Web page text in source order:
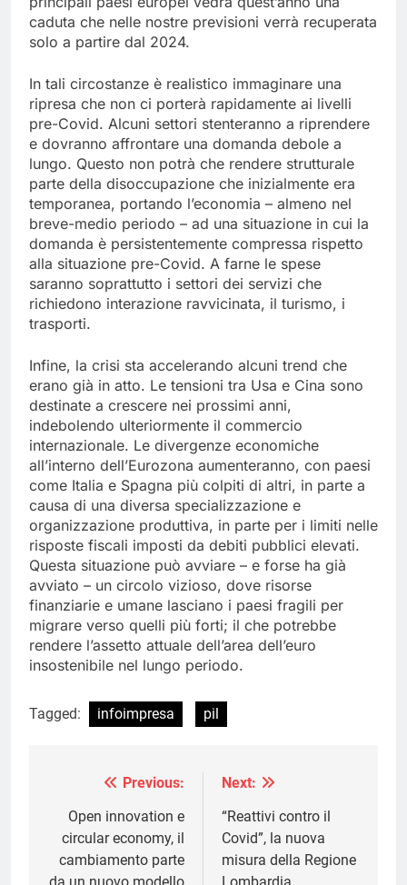
caduta che nelle nostre previsioni verrà recuperata
solo a partire dal 2024.
In tali circostanze è realistico immaginare una
ripresa che non ci porterà rapidamente ai livelli
pre-Covid. Alcuni settori stenteranno a riprendere
e dovranno affrontare una domanda debole a
lungo. Questo non potrà che rendere strutturale
parte della disoccupazione che inizialmente era
temporanea, portando l’economia – almeno nel
breve-medio periodo – ad una situazione in cui la
domanda è persistentemente compressa rispetto
alla situazione pre-Covid. A farne le spese
saranno soprattutto i settori dei servizi che
richiedono interazione ravvicinata, il turismo, i
trasporti.
Infine, la crisi sta accelerando alcuni trend che
erano già in atto. Le tensioni tra Usa e Cina sono
destinate a crescere nei prossimi anni,
indebolendo ulteriormente il commercio
internazionale. Le divergenze economiche
all’interno dell’Eurozona aumenteranno, con paesi
come Italia e Spagna più colpiti di altri, in parte a
causa di una diversa specializzazione e
organizzazione produttiva, in parte per i limiti nelle
risposte fiscali imposti da debiti pubblici elevati.
Questa situazione può avviare – e forse ha già
avviato – un circolo vizioso, dove risorse
finanziarie e umane lasciano i paesi fragili per
migrare verso quelli più forti; il che potrebbe
rendere l’assetto attuale dell’area dell’euro
insostenibile nel lungo periodo.
Tagged: infoimpresa pil
Navigazione
articoli
Previous:
Open innovation e
circular economy, il
cambiamento parte
Next:
“Reattivi contro il
Covid”, la nuova
misura della Regione